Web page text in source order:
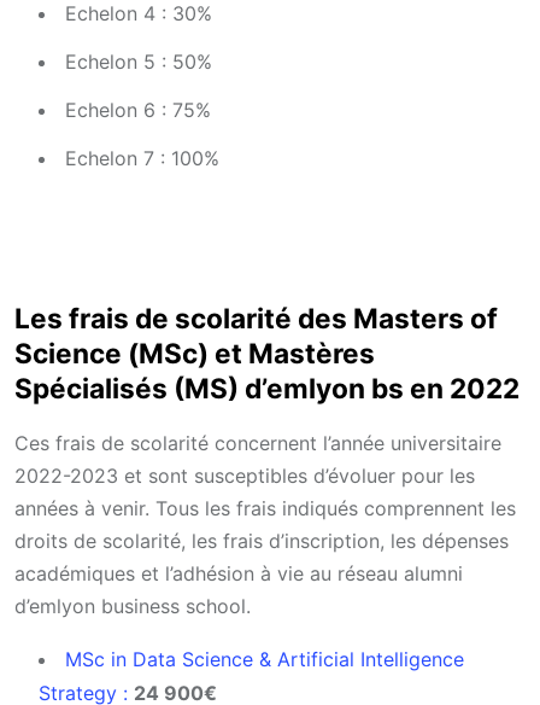
Echelon 4 : 30%
Echelon 5 : 50%
Echelon 6 : 75%
Echelon 7 : 100%
Les frais de scolarité des Masters of
Science (MSc) et Mastères
Spécialisés (MS) d’emlyon bs en 2022
Ces frais de scolarité concernent l’année universitaire
2022-2023 et sont susceptibles d’évoluer pour les
années à venir. Tous les frais indiqués comprennent les
droits de scolarité, les frais d’inscription, les dépenses
académiques et l’adhésion à vie au réseau alumni
d’emlyon business school.
MSc in Data Science & Artificial Intelligence
Strategy : 24 900€